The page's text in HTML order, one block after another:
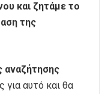
και ζητάμε το
της
αναζήτησης
αυτό και θα